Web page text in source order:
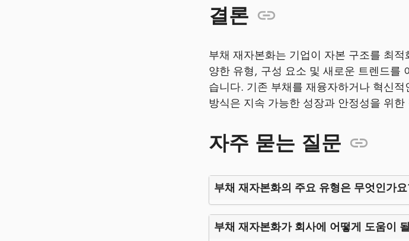
결론
부채 재자본화는 기업이 자본 구조를 최
양한 유형, 구성 요소 및 새로운 트렌드를
습니다. 기존 부채를 재융자하거나 혁신
방식은 지속 가능한 성장과 안정성을 위
자주 묻는 질문
부채 재자본화의 주요 유형은 무엇인가
부채 재자본화가 회사에 어떻게 도움이